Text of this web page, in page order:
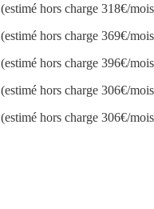
(estimé hors charge 318€/
(estimé hors charge 369€/
(estimé hors charge 396€/
(estimé hors charge 306€/
(estimé hors charge 306€/